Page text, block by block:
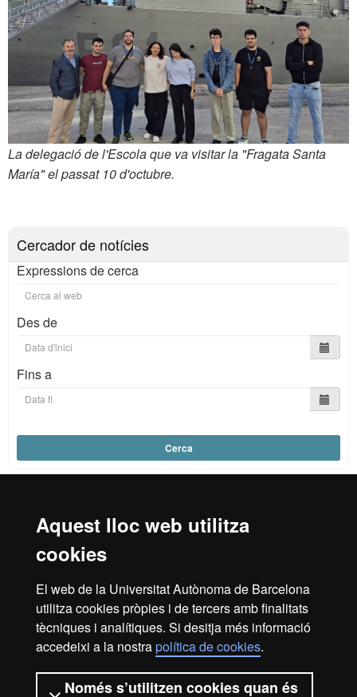
Aquest lloc web utilitza
cookies
El web de la Universitat Autònoma de Barcelona
utilitza cookies pròpies i de tercers amb finalitats
tècniques i analítiques. Si desitja més informació
accedeixi a la nostrapolítica de cookies.
Només s’utilitzen cookies quan és
La delegació de l'Escola que va visitar la "Fragata Santa
María" el passat 10 d'octubre.
Cercador de notícies
Expressions de cerca
Des de
Fins a
Cerca
Reconeixement internacional de l'excel·lència
HR
Inici Avís legal
Política de privacitat
Protecció de dades Sobre el web
Som una universitat capdavantera que imparteix una